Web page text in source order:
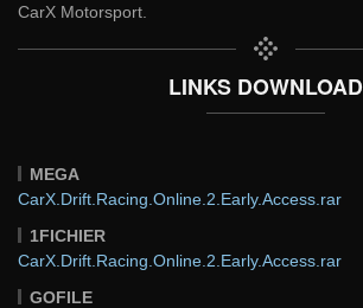
CarX Motorsport.
LINKS DOWNLOAD
MEGA
CarX.Drift.Racing.Online.2.Early.Access.rar
1FICHIER
CarX.Drift.Racing.Online.2.Early.Access.rar
GOFILE